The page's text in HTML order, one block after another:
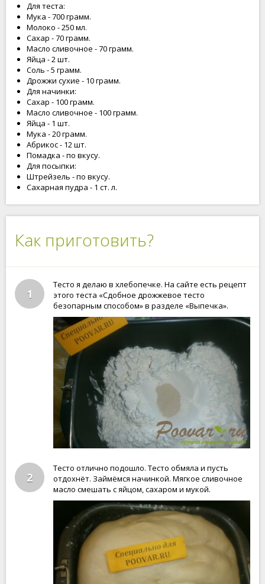
Для теста:
Мука - 700 грамм.
Молоко - 250 мл.
Сахар - 70 грамм.
Масло сливочное - 70 грамм.
Яйца - 2 шт.
Соль - 5 грамм.
Дрожжи сухие - 10 грамм.
Для начинки:
Сахар - 100 грамм.
Масло сливочное - 100 грамм.
Яйца - 1 шт.
Мука - 20 грамм.
Абрикос - 12 шт.
Помадка - по вкусу.
Для посыпки:
Штрейзель - по вкусу.
Сахарная пудра - 1 ст. л.
Как приготовить?
1
Тесто я делаю в хлебопечке. На сайте есть рецепт
этого теста «Сдобное дрожжевое тесто
безопарным способом» в разделе «Выпечка».
2
Тесто отлично подошло. Тесто обмяла и пусть
отдохнёт. Займёмся начинкой. Мягкое сливочное
масло смешать с яйцом, сахаром и мукой.